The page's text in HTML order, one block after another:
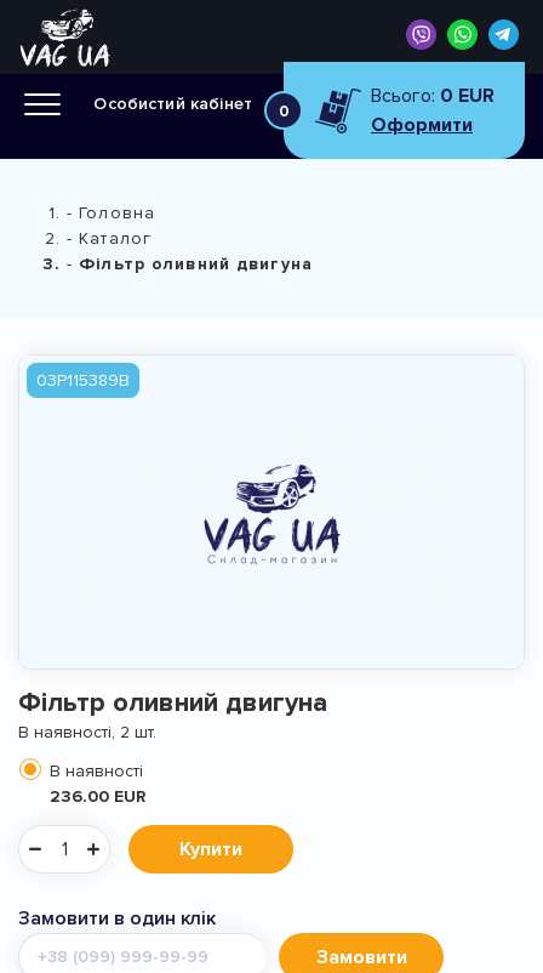
Особистий кабінет 0
Всього: 0 EUR
Оформити
Головна
Каталог
Фiльтр оливний двигуна
03P115389B
Фiльтр оливний двигуна
В наявності, 2 шт.
В наявності
236.00 EUR
Купити
Замовити в один клік
Мобільний
телефон
Замовити